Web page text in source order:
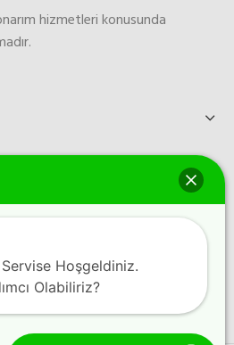
hizmetleri konusunda
Servise Hoşgeldiniz.
Olabiliriz?